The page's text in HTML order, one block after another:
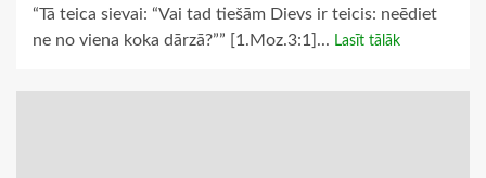
“Tā teica sievai: “Vai tad tiešām Dievs ir teicis: neēdiet
ne no viena koka dārzā?”” [1.Moz.3:1]... Lasīt tālāk